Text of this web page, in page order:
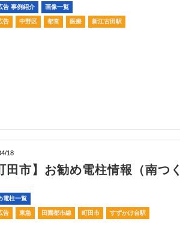
告 事例紹介 画像一覧
告 中野区 都営 医療 新江古田駅
18
田市】お勧め電柱情報（南つ
電柱一覧
告 東急 田園都市線 町田市 すずかけ台駅